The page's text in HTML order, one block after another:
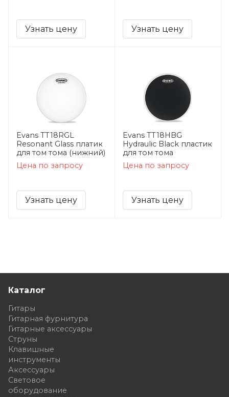
Узнать цену Узнать цену
Evans TT18RGL
Resonant Glass платик
для том тома (нижний)
Цена по запросу
Узнать цену
Evans TT18HBG
Hydraulic Black пластик
для том тома
Цена по запросу
Узнать цену
Каталог
Гитары
Гитарная фурнитура
Гитарные аксессуары
Струны
Клавишные
инструменты
Аксессуары
Световое
оборудование